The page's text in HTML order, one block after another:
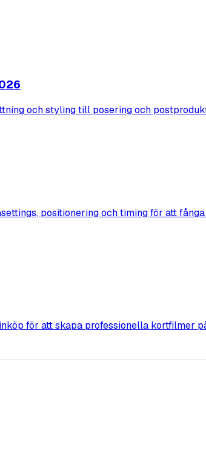
och styling till posering och
positionering och timing för att
för att skapa professionella kortfilmer